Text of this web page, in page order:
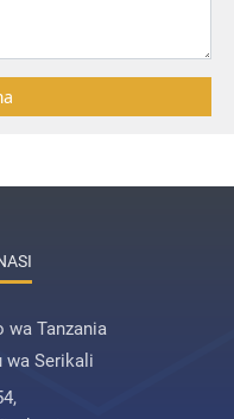
wa Tanzania
wa Serikali